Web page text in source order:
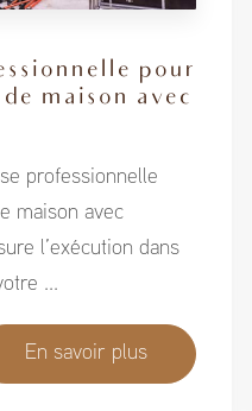
pour
maison avec
professionnelle
maison avec
l’exécution dans
...
En savoir plus